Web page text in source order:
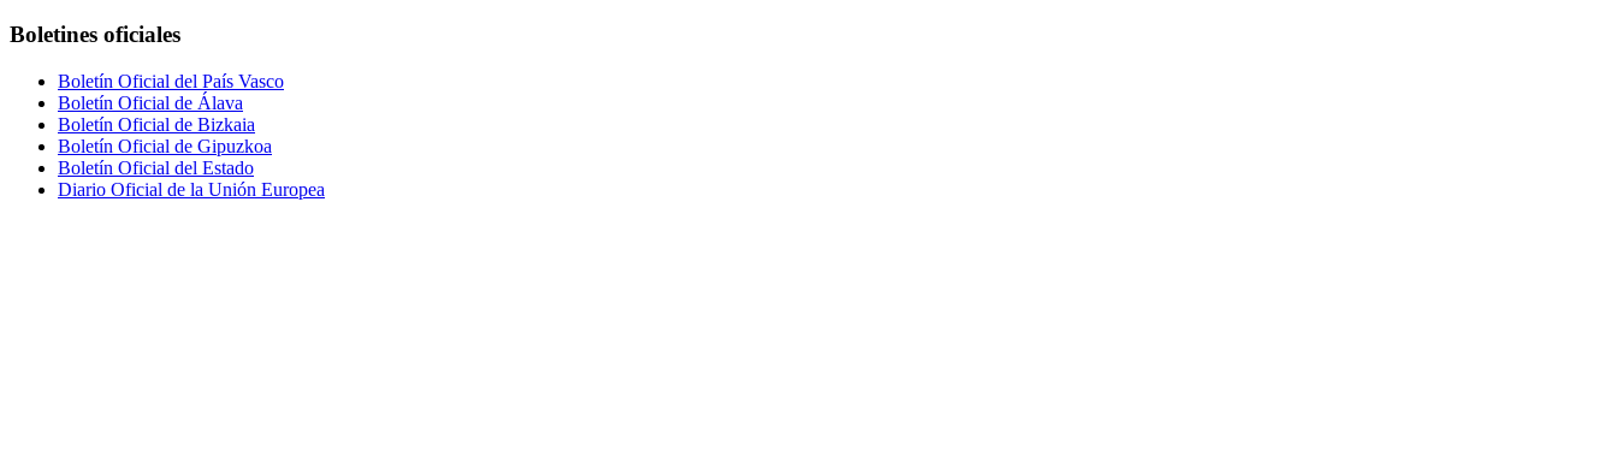
Boletines oficiales
Boletín Oficial del País Vasco
Boletín Oficial de Álava
Boletín Oficial de Bizkaia
Boletín Oficial de Gipuzkoa
Boletín Oficial del Estado
Diario Oficial de la Unión Europea